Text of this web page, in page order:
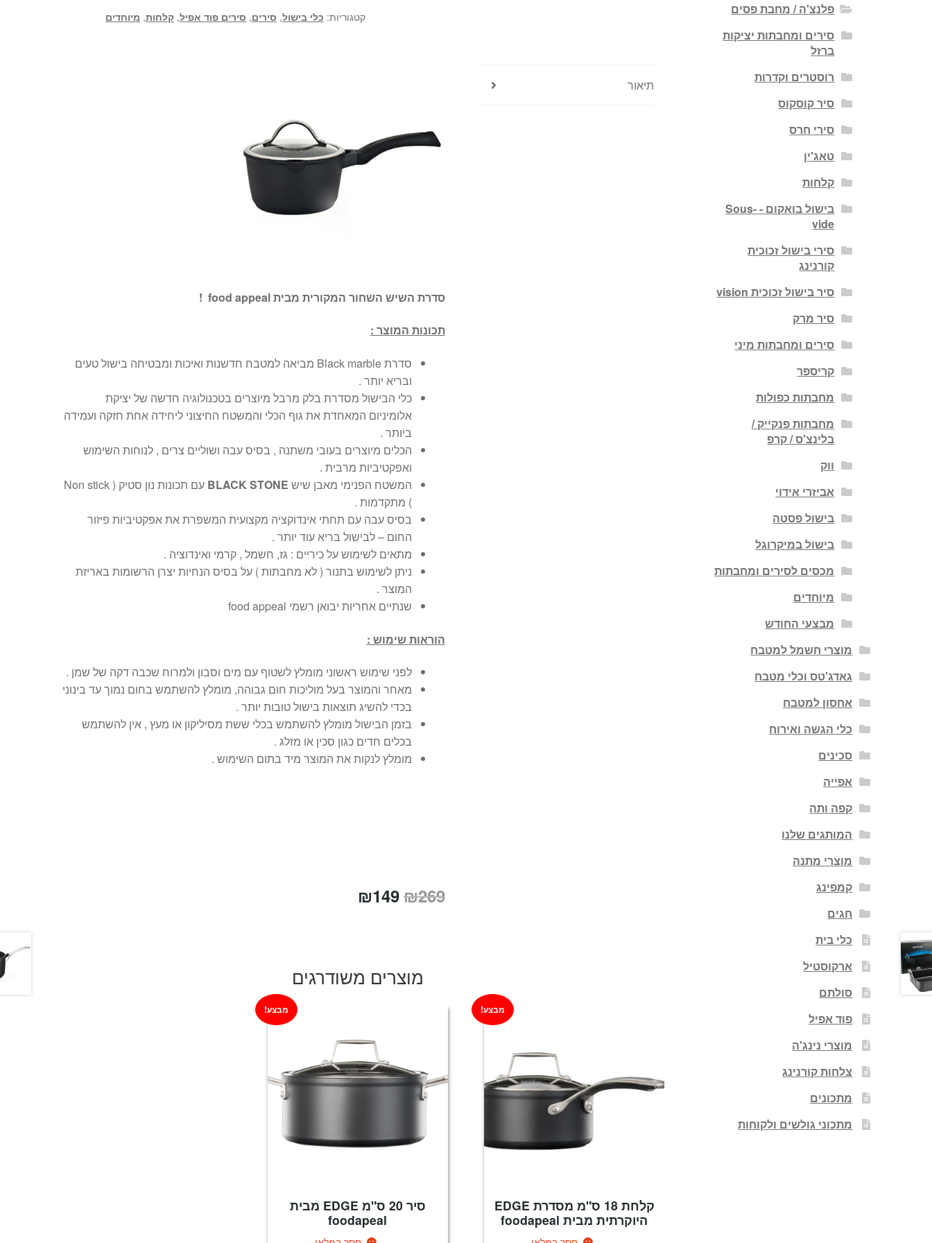
קטגוריות: כלי בישול, סירים, סירים פוד אפיל,קלחות, מיוחדים
תיאור
סדרת השיש השחור המקורית מביתfood appeal
!
תכונות המוצר :
סדרת Black marble מביאה למטבח חדשנות ואיכות ומבטיחה בישול טעים
ובריא יותר .
כלי הבישול מסדרת בלק מרבל מיוצרים בטכנולוגיה חדשה של יציקת
אלומיניום המאחדת את גוף הכלי והמשטח החיצוני ליחידה אחת חזקה ועמידה
ביותר .
הכלים מיוצרים בעובי משתנה , בסיס עבה ושוליים צרים , לנוחות השימוש
ואפקטיביות מרבית .
המשטח הפנימי מאבן שיש BLACK STONE
עם תכונות נון סטיק ( Non stick
) מתקדמות .
בסיס עבה עם תחתי אינדוקציה מקצועית המשפרת את אפקטיביות פיזור
החום – לבישול בריא עוד יותר .
מתאים לשימוש על כיריים : גז, חשמל , קרמי ואינדוציה .
ניתן לשימוש בתנור ( לא מחבתות ) על בסיס הנחיות יצרן הרשומות באריזת
המוצר .
שנתיים אחריות יבואן רשמי food appeal
הוראות שימוש :
לפני שימוש ראשוני מומלץ לשטוף עם מים וסבון ולמרוח שכבה דקה של שמן .
מאחר והמוצר בעל מוליכות חום גבוהה, מומלץ להשתמש בחום נמוך עד בינוני
בכדי להשיג תוצאות בישול טובות יותר .
בזמן הבישול מומלץ להשתמש בכלי ששת מסיליקון או מעץ , אין להשתמש
בכלים חדים כגון סכין או מזלג .
מומלץ לנקות את המוצר מיד בתום השימוש .
₪269
המחיר
₪269.
₪149
₪149.
מוצרים משודרגים
קלחת 18 ס"מ מסדרת EDGE
היוקרתית מבית foodapeal
מבצע!
סיר 20 ס"מ EDGE מבית
foodapeal
מבצע!
פלנצ'ה / מחבת פסים
סירים ומחבתות יציקות
ברזל
רוסטרים וקדרות
סיר קוסקוס
סירי חרס
טאג'ין
קלחות
בישול בואקום - Sous-
vide
סירי בישול זכוכית
קורנינג
סיר בישול זכוכית vision
סיר מרק
סירים ומחבתות מיני
קריספר
מחבתות כפולות
מחבתות פנקייק /
בלינצ'ס / קרפ
ווק
אביזרי אידוי
בישול פסטה
בישול במיקרוגל
מכסים לסירים ומחבתות
מיוחדים
מבצעי החודש
מוצרי חשמל למטבח
גאדג'טס וכלי מטבח
אחסון למטבח
כלי הגשה ואירוח
סכינים
אפייה
קפה ותה
המותגים שלנו
מוצרי מתנה
קמפינג
חגים
כלי בית
ארקוסטיל
סולתם
פוד אפיל
מוצרי נינג'ה
צלחות קורנינג
מתכונים
מתכוני גולשים ולקוחות